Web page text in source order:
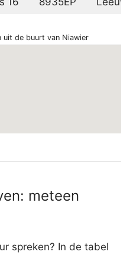
uit de buurt van Niawier
meteen
spreken? In de tabel